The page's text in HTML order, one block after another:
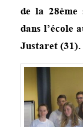
de la 28ème
dans l’école
Justaret (31).